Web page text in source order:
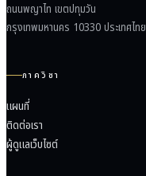
ถนนพญาไท เขตปทุมวัน
กรุงเทพมหานคร 10330 ประเทศไทย
ภาควิชา
แผนที่
ติดต่อเรา
ผู้ดูแลเว็บไซต์